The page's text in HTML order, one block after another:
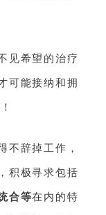
见希望的治疗
可能接纳和拥
不辞掉工作，
积极寻求包括
合等在内的特